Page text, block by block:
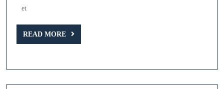
Pierres
Précieuses
Couleur
Bleue
et
READ MORE
READ
MORE